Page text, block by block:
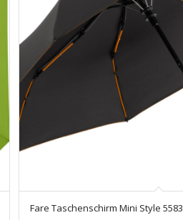
Fare Taschenschirm Mini Style 5583